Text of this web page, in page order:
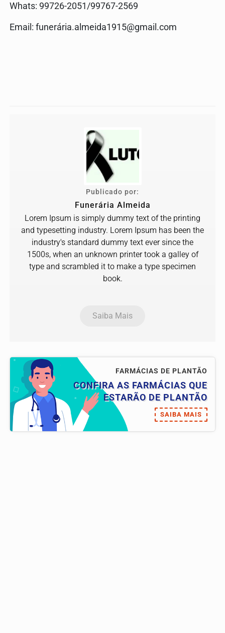
Whats: 99726-2051/99767-2569
Email: funerária.almeida1915@gmail.com
Publicado por:
Funerária Almeida
Lorem Ipsum is simply dummy text of the printing
and typesetting industry. Lorem Ipsum has been the
industry's standard dummy text ever since the
1500s, when an unknown printer took a galley of
type and scrambled it to make a type specimen
book.
Saiba Mais
FARMÁCIAS DE PLANTÃO
CONFIRA AS FARMÁCIAS QUE
ESTARÃO DE PLANTÃO
SAIBA MAIS